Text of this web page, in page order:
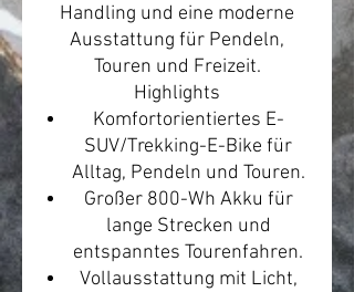
Handling und eine moderne
Ausstattung für Pendeln,
Touren und Freizeit.
Highlights
Komfortorientiertes E-
SUV/Trekking-E-Bike für
Alltag, Pendeln und Touren.
Großer 800-Wh Akku für
lange Strecken und
entspanntes Tourenfahren.
Vollausstattung mit Licht,